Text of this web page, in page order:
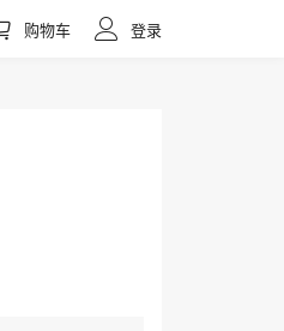
购物车 登录